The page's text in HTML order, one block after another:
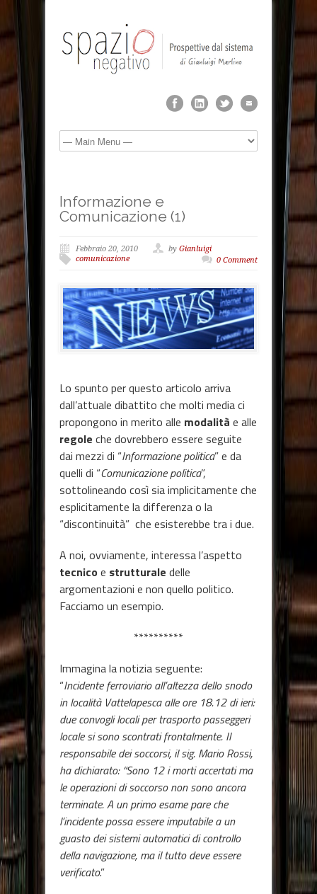
Informazione e
Comunicazione (1)
Febbraio 20, 2010 by Gianluigi
comunicazione
0 Comment
Lo spunto per questo articolo arriva
dall’attuale dibattito che molti media ci
propongono in merito alle modalità e alle
regole che dovrebbero essere seguite
dai mezzi di “Informazione politica” e da
quelli di “Comunicazione politica”,
sottolineando così sia implicitamente che
esplicitamente la differenza o la
“discontinuità” che esisterebbe tra i due.
A noi, ovviamente, interessa l’aspetto
tecnico e strutturale delle
argomentazioni e non quello politico.
Facciamo un esempio.
**********
Immagina la notizia seguente:
“Incidente ferroviario all’altezza dello snodo
in località Vattelapesca alle ore 18.12 di ieri:
due convogli locali per trasporto passeggeri
locale si sono scontrati frontalmente. Il
responsabile dei soccorsi, il sig. Mario Rossi,
ha dichiarato: “Sono 12 i morti accertati ma
le operazioni di soccorso non sono ancora
terminate. A un primo esame pare che
l’incidente possa essere imputabile a un
guasto dei sistemi automatici di controllo
della navigazione, ma il tutto deve essere
verificato.”